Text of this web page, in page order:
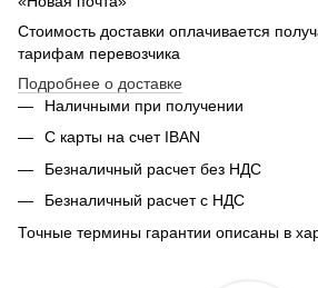
Стоимость доставки оплачивается
тарифам перевозчика
Подробнее о доставке
Наличными при получении
С карты на счет IBAN
Безналичный расчет без НДС
Безналичный расчет с НДС
Точные термины гарантии описаны в